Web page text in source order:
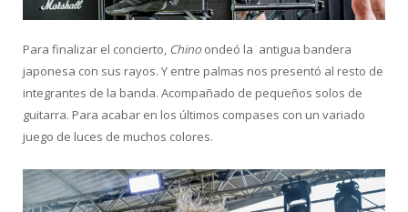
Para finalizar el concierto, Chino ondeó la antigua bandera
japonesa con sus rayos. Y entre palmas nos presentó al resto de
integrantes de la banda. Acompañado de pequeños solos de
guitarra. Para acabar en los últimos compases con un variado
juego de luces de muchos colores.